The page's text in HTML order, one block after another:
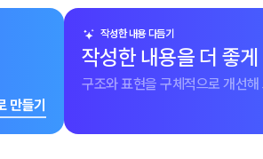
만들기
작성한 내용 다듬기
작성한 내용을 더 좋
구조와 표현을 구체적으로 개선해